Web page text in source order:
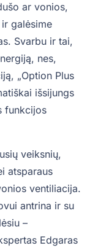
ar vonios,
galėsime
Svarbu ir tai,
nes,
„Option Plus
išsijungs
funkcijos
veiksnių,
atsparaus
ventiliacija.
antrina ir su
–
Edgaras